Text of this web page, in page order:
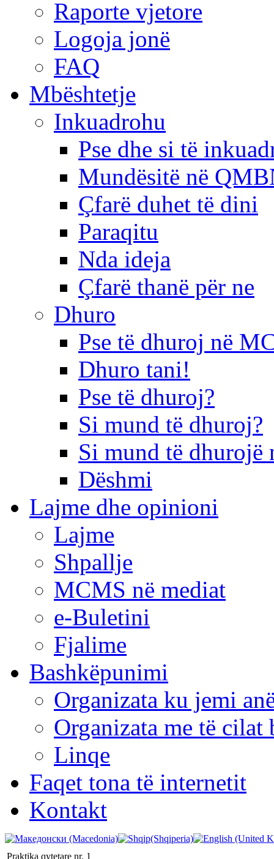
Raporte vjetore
Logoja jonë
FAQ
Mbështetje
Inkuadrohu
Pse dhe si të
Mundësitë në
Çfarë duhet të dini
Paraqitu
Nda ideja
Çfarë thanë për ne
Dhuro
Pse të dhuroj në
Dhuro tani!
Pse të dhuroj?
Si mund të dhuroj?
Si mund të dhurojë
Dëshmi
Lajme dhe opinioni
Lajme
Shpallje
MCMS në mediat
e-Buletini
Fjalime
Bashkëpunimi
Organizata ku jemi
Organizata me të cilat
Linqe
Faqet tona të internetit
Kontakt
Praktika qytetare nr. 1